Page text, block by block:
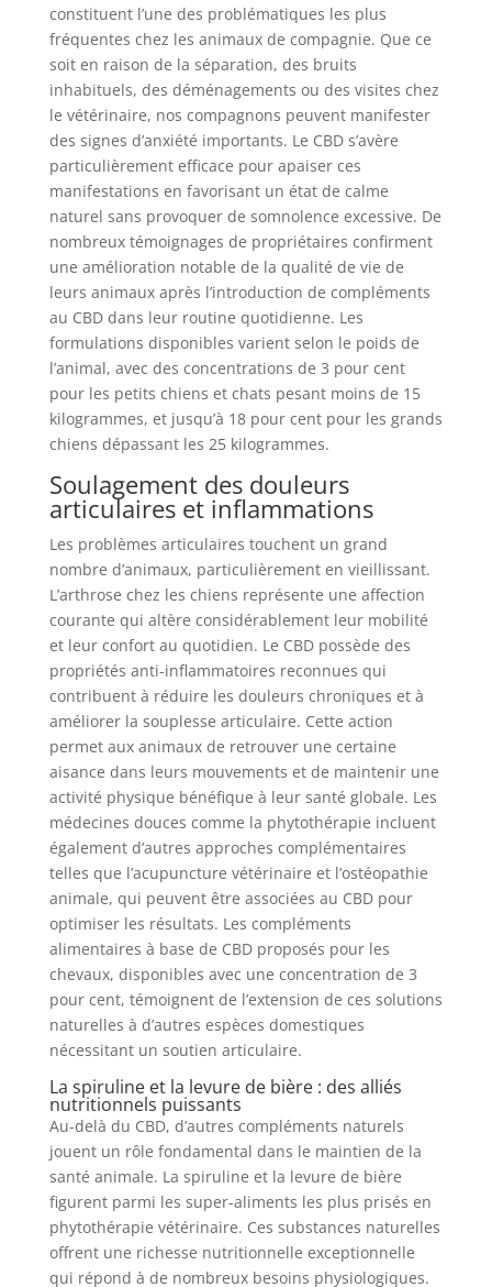
constituent l’une des problématiques les plus
fréquentes chez les animaux de compagnie. Que ce
soit en raison de la séparation, des bruits
inhabituels, des déménagements ou des visites chez
le vétérinaire, nos compagnons peuvent manifester
des signes d’anxiété importants. Le CBD s’avère
particulièrement efficace pour apaiser ces
manifestations en favorisant un état de calme
naturel sans provoquer de somnolence excessive. De
nombreux témoignages de propriétaires confirment
une amélioration notable de la qualité de vie de
leurs animaux après l’introduction de compléments
au CBD dans leur routine quotidienne. Les
formulations disponibles varient selon le poids de
l’animal, avec des concentrations de 3 pour cent
pour les petits chiens et chats pesant moins de 15
kilogrammes, et jusqu’à 18 pour cent pour les grands
chiens dépassant les 25 kilogrammes.
Soulagement des douleurs
articulaires et inflammations
Les problèmes articulaires touchent un grand
nombre d’animaux, particulièrement en vieillissant.
L’arthrose chez les chiens représente une affection
courante qui altère considérablement leur mobilité
et leur confort au quotidien. Le CBD possède des
propriétés anti-inflammatoires reconnues qui
contribuent à réduire les douleurs chroniques et à
améliorer la souplesse articulaire. Cette action
permet aux animaux de retrouver une certaine
aisance dans leurs mouvements et de maintenir une
activité physique bénéfique à leur santé globale. Les
médecines douces comme la phytothérapie incluent
également d’autres approches complémentaires
telles que l’acupuncture vétérinaire et l’ostéopathie
animale, qui peuvent être associées au CBD pour
optimiser les résultats. Les compléments
alimentaires à base de CBD proposés pour les
chevaux, disponibles avec une concentration de 3
pour cent, témoignent de l’extension de ces solutions
naturelles à d’autres espèces domestiques
nécessitant un soutien articulaire.
La spiruline et la levure de bière : des alliés
nutritionnels puissants
Au-delà du CBD, d’autres compléments naturels
jouent un rôle fondamental dans le maintien de la
santé animale. La spiruline et la levure de bière
figurent parmi les super-aliments les plus prisés en
phytothérapie vétérinaire. Ces substances naturelles
offrent une richesse nutritionnelle exceptionnelle
qui répond à de nombreux besoins physiologiques.